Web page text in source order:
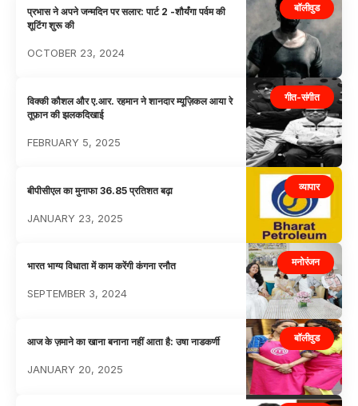
बॉलीवुड
प्रभास ने अपने जन्मदिन पर सलार: पार्ट 2 -शौर्यंगा पर्वम की
शूटिंग शुरू की
OCTOBER 23, 2024
गीत-संगीत
विक्की कौशल और ए.आर. रहमान ने शानदार म्यूज़िकल आया रे
तूफ़ान की झलकदिखाई
FEBRUARY 5, 2025
व्यापार
बीपीसीएल का मुनाफा 36.85 प्रतिशत बढ़ा
JANUARY 23, 2025
मनोरंजन
भारत भाग्य विधाता में काम करेंगी कंगना रनौत
SEPTEMBER 3, 2024
बॉलीवुड
आज के ज़माने का खाना बनाना नहीं आता है: उषा नाडकर्णी
JANUARY 20, 2025